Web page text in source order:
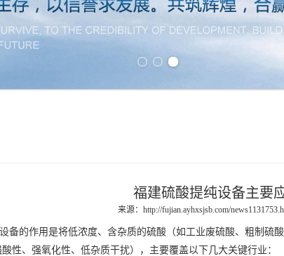
福建硫酸提纯设备主要
来源： http://fujian.ayhxsjsb.com/
备的作用是将低浓度、含杂质的硫酸（如工业废硫酸、粗制硫
性、强氧化性、低杂质干扰），主要覆盖以下几大关键行业：